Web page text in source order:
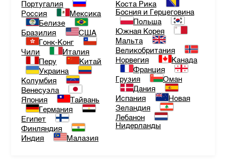
Португалия
Россия
Мексика
Белизе
Бразилия
США
Гонк-Конг
Чили
Италия
Перу
Китай
Украина
Колумбия
Венесуэла
Япония
Тайвань
Германия
Египет
Финляндия
Индия
Малазия
Коста Рика
Босния и Герцеговина
Польша
Южная Корея
Мальта
Великобритания
Норвегия
Канада
Франция
Грузия
Оман
Дания
Испания
Новая
Зеландия
Лебанон
Нидерланды